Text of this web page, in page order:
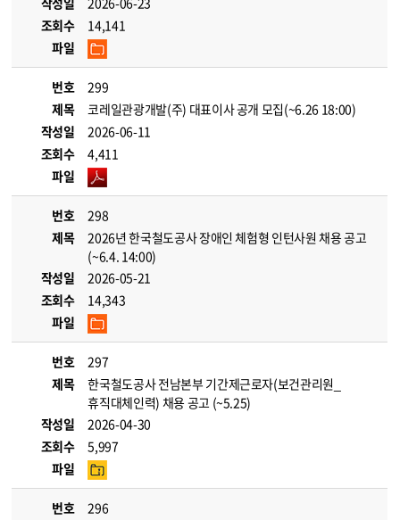
조회수
14,141
파일
번호
299
제목
코레일관광개발(주) 대표이사 공개 모집(~6.26 18:00)
작성일
2026-06-11
조회수
4,411
파일
번호
298
제목
2026년 한국철도공사 장애인 체험형 인턴사원 채용 공고
(~6.4. 14:00)
작성일
2026-05-21
조회수
14,343
파일
번호
297
제목
한국철도공사 전남본부 기간제근로자(보건관리원_
휴직대체인력) 채용 공고 (~5.25)
작성일
2026-04-30
조회수
5,997
파일
번호
296